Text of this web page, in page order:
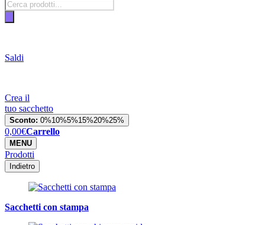
Saldi
Crea il
tuo sacchetto
Sconto: 0%10%5%15%20%25%
0,00€Carrello
MENU
Prodotti
Indietro
Sacchetti con stampa